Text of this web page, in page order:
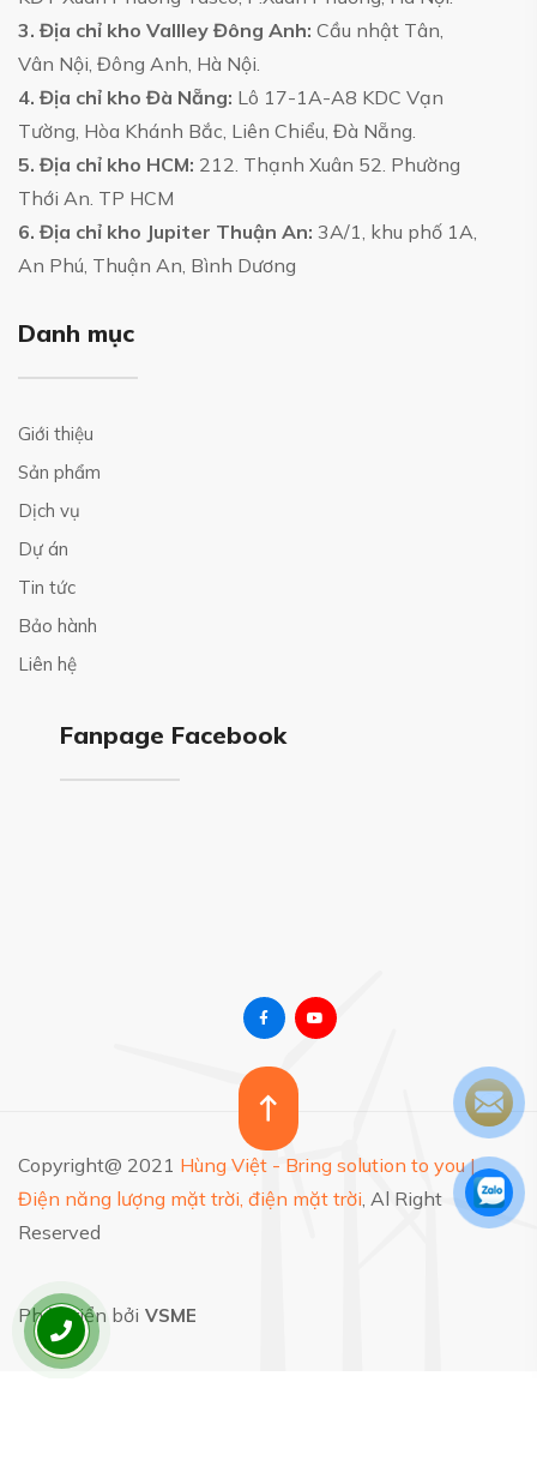
3. Địa chỉ kho Vallley Đông Anh: Cầu nhật Tân,
Vân Nội, Đông Anh, Hà Nội.
4. Địa chỉ kho Đà Nẵng: Lô 17-1A-A8 KDC Vạn
Tường, Hòa Khánh Bắc, Liên Chiểu, Đà Nẵng.
5. Địa chỉ kho HCM: 212. Thạnh Xuân 52. Phường
Thới An. TP HCM
6. Địa chỉ kho Jupiter Thuận An: 3A/1, khu phố 1A,
An Phú, Thuận An, Bình Dương
Danh mục
Giới thiệu
Sản phẩm
Dịch vụ
Dự án
Tin tức
Bảo hành
Liên hệ
Fanpage Facebook
Copyright@ 2021 Hùng Việt - Bring solution to you |
Điện năng lượng mặt trời, điện mặt trời, Al Right
Reserved
Phát triển bởi VSME